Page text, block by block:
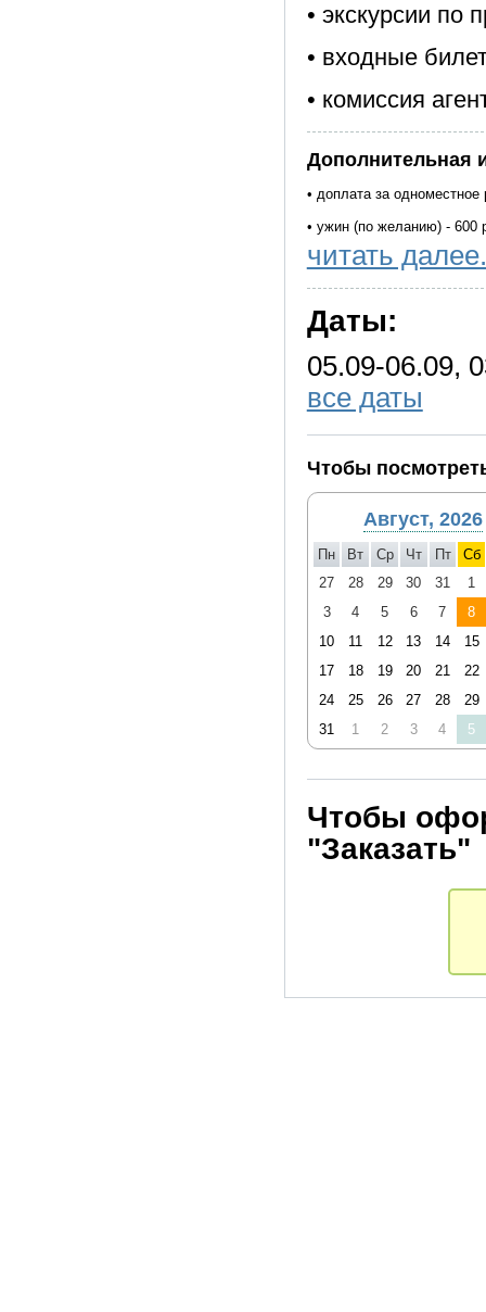
• экскурсии по
• входные
• комиссия
Дополнительная
• доплата за
• ужин (по желанию) - 600
• проезд до Смоленска
читать
Даты:
05.09-06.09,
все даты
Чтобы
Август, 2026
Пн Вт Ср Чт Пт
Сб
27
28 29 30 31
1
3
4 5 6 7
8
10
11 12 13 14
15
17
18 19 20 21
22
24
25 26 27 28
29
31
1 2 3 4 5
Чтобы
"Заказать"